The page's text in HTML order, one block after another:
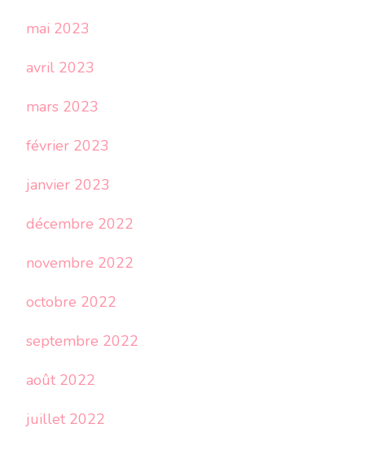
mai 2023
avril 2023
mars 2023
février 2023
janvier 2023
décembre 2022
novembre 2022
octobre 2022
septembre 2022
août 2022
juillet 2022